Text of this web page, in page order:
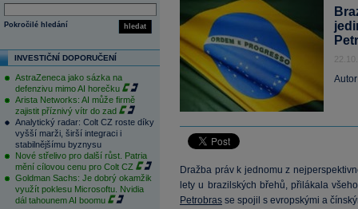
hledat
Pokročilé hledání
INVESTIČNÍ DOPORUČENÍ
AstraZeneca jako sázka na
defenzivu mimo AI horečku
Arista Networks: AI může firmě
zajistit příznivý vítr do zad
Analytický radar: Colt CZ roste díky
vyšší marži, širší integraci i
stabilnějšímu byznysu
Nové střelivo pro další růst. Patria
mění cílovou cenu pro Colt CZ
Goldman Sachs: Je dobrý okamžik
využít poklesu Microsoftu. Nvidia
dál tahounem AI boomu
Dražba práv k jednomu z
lety u brazilských břehů, přilákala
Petrobras se spojil s evropskými a